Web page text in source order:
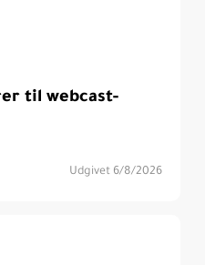
til webcast-
Udgivet 6/8/2026